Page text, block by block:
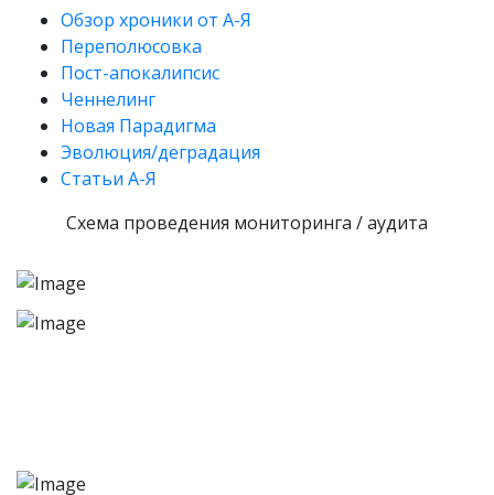
Обзор хроники от А-Я
Переполюсовка
Пост-апокалипсис
Ченнелинг
Новая Парадигма
Эволюция/деградация
Статьи А-Я
Схема проведения мониторинга / аудита